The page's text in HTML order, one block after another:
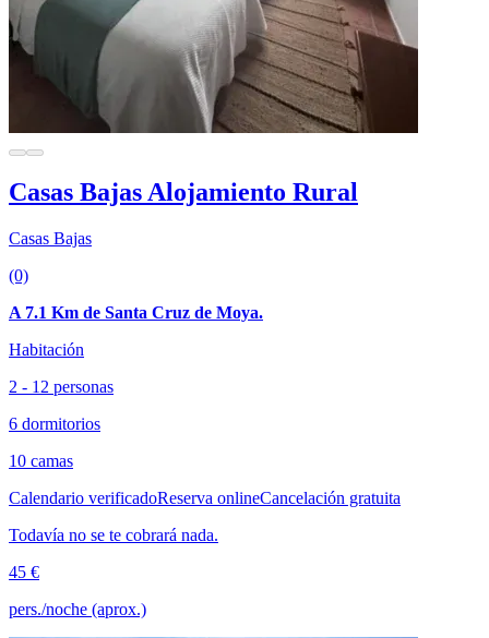
Casas Bajas Alojamiento Rural
Casas Bajas
(0)
A 7.1 Km de Santa Cruz de Moya.
Habitación
2 - 12 personas
6 dormitorios
10 camas
Calendario verificadoReserva onlineCancelación gratuita
Todavía no se te cobrará nada.
45 €
pers./noche (aprox.)